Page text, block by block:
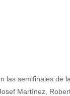
Martínez,